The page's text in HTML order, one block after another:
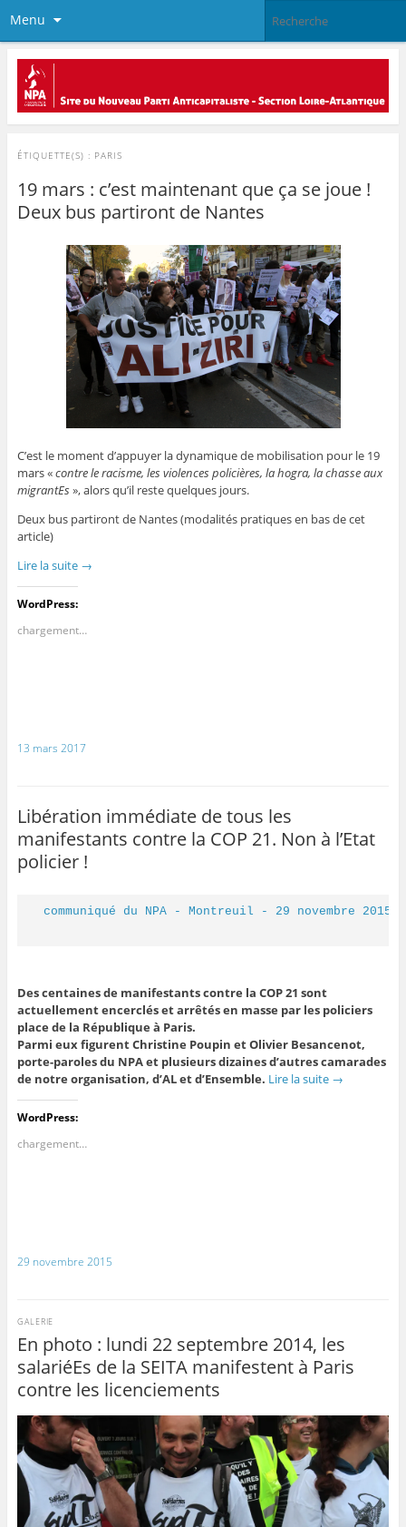
Menu
ÉTIQUETTE(S) : PARIS
19 mars : c’est maintenant que ça se joue !
Deux bus partiront de Nantes
C’est le moment d’appuyer la dynamique de mobilisation pour le 19
mars «contre le racisme, les violences policières, la hogra, la chasse aux
migrantEs», alors qu’il reste quelques jours.
Deux bus partiront de Nantes (modalités pratiques en bas de cet
article)
Lire la suite →
WordPress:
chargement…
13 mars 2017
Libération immédiate de tous les
manifestants contre la COP 21. Non à l’Etat
policier !
communiqué du NPA - Montreuil - 29 novembre 2015 à
Des centaines de manifestants contre la COP 21 sont
actuellement encerclés et arrêtés en masse par les policiers
place de la République à Paris.
Parmi eux figurent Christine Poupin et Olivier Besancenot,
porte-paroles du NPA et plusieurs dizaines d’autres camarades
de notre organisation, d’AL et d’Ensemble. Lire la suite →
WordPress:
chargement…
29 novembre 2015
En photo : lundi 22 septembre 2014, les
salariéEs de la SEITA manifestent à Paris
contre les licenciements
GALERIE